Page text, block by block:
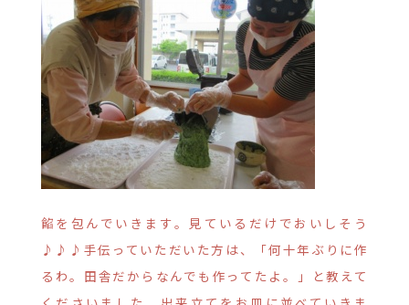
餡を包んでいきます。見ているだけでおいしそう
♪♪♪手伝っていただいた方は、「何十年ぶりに作
るわ。田舎だからなんでも作ってたよ。」と教えて